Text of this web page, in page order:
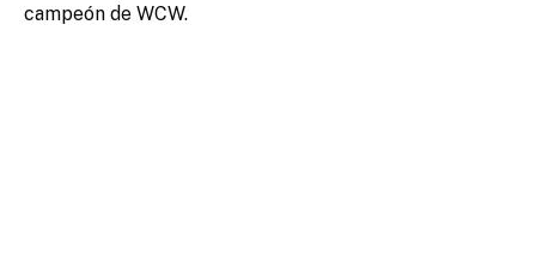
campeón de WCW.